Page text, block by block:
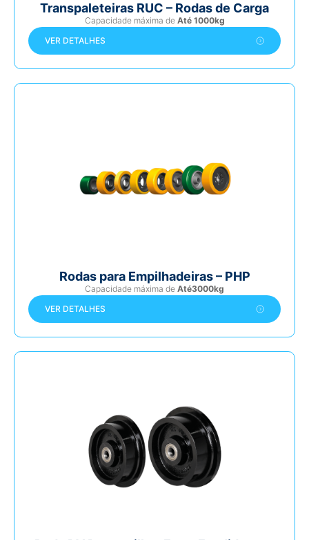
Transpaleteiras RUC – Rodas de Carga
Capacidade máxima de Até 1000kg
VER DETALHES
Rodas para Empilhadeiras – PHP
Capacidade máxima de Até3000kg
VER DETALHES